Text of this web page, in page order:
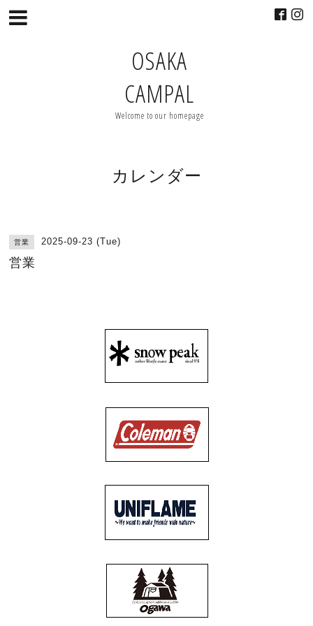
OSAKA
CAMPAL
Welcome to our homepage
カレンダー
営業 2025-09-23 (Tue)
営業